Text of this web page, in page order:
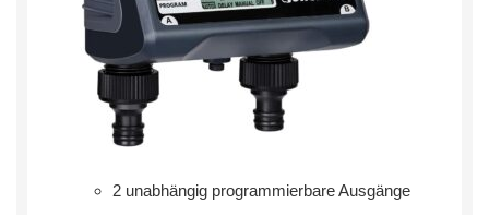
2 unabhängig programmierbare Ausgänge